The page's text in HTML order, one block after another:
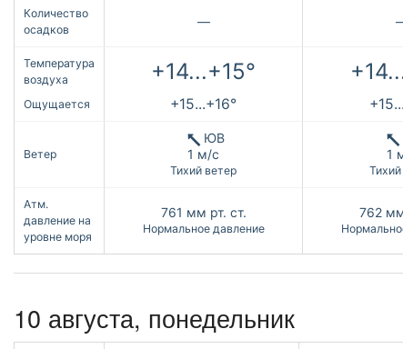
Количество
осадков
—
Температура
воздуха
+14...+15°
Ощущается +15...+16°
Ветер
ЮВ
1 м/с
Тихий ветер
1
Атм.
давление на
уровне моря
761 мм рт. ст.
Нормальное давление
762
10 августа, понедельник